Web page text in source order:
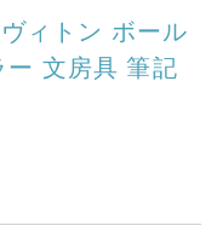
ィトン ボール
ー 文房具 筆記